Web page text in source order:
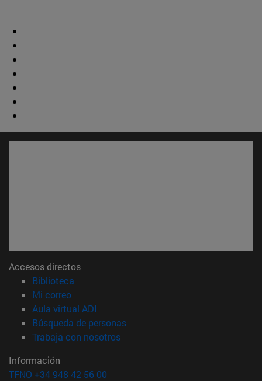
Accesos directos
Biblioteca
Mi correo(abre en nueva ventana)
Aula virtual ADI
Búsqueda de personas(abre en nueva ventana)
Trabaja con nosotros(abre en nueva ventana)
Información
TFNO +34 948 42 56 00